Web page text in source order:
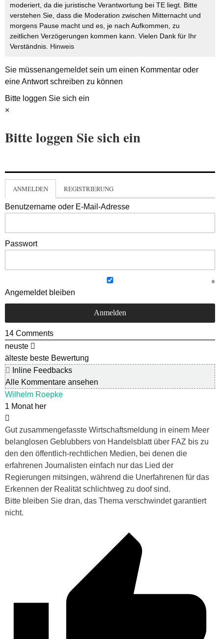
moderiert, da die juristische Verantwortung bei TE liegt. Bitte
verstehen Sie, dass die Moderation zwischen Mitternacht und
morgens Pause macht und es, je nach Aufkommen, zu
zeitlichen Verzögerungen kommen kann. Vielen Dank für Ihr
Verständnis. Hinweis
Sie müssenangemeldetsein um einen Kommentar oder
eine Antwort schreiben zu können
Bitte loggen Sie sich ein
×
Bitte loggen Sie sich ein
ANMELDEN REGISTRIERUNG
Benutzername oder E-Mail-Adresse
Passwort
Angemeldet bleiben
14 Comments
neuste
älteste beste Bewertung
Inline Feedbacks
Alle Kommentare ansehen
Wilhelm Roepke
1 Monat her
Gut zusammengefasste Wirtschaftsmeldung in einem Meer
belanglosen Geblubbers von Handelsblatt über FAZ bis zu
den den öffentlich-rechtlichen Medien, bei denen die
erfahrenen Journalisten einfach nur das Lied der
Regierungen mitsingen, während die Unerfahrenen für das
Erkennen der Realität schlichtweg zu doof sind.
Bitte bleiben Sie dran, das Thema verschwindet garantiert
nicht.